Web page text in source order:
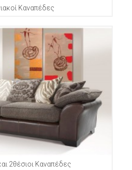
Καναπέδες
2θέσιοι Καναπέδες